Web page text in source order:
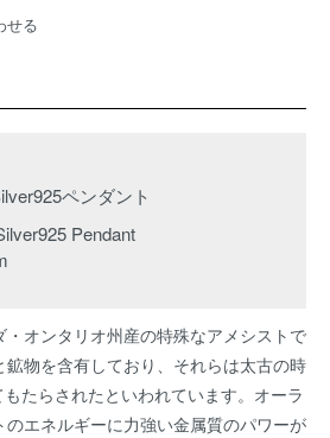
せる
ペンダント
Pendant
オンタリオ州産の特殊なアメシストで
物を含有しており、それらは太古の時
たらされたといわれています。オーラ
エネルギーに力強い金属質のパワーが